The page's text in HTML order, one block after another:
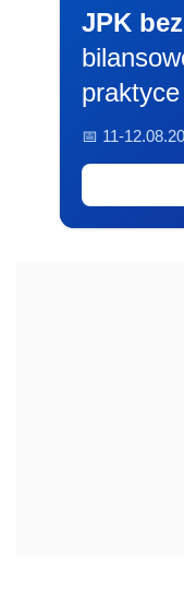
JPK
praktyce
📅 11-